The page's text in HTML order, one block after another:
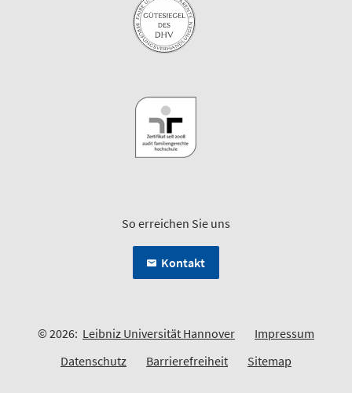
So erreichen Sie uns
Kontakt
© 2026: Leibniz Universität Hannover
Impressum
Datenschutz
Barrierefreiheit Sitemap